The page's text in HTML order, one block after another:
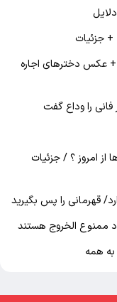
+ عکس دخترهای اجاره
را وداع گفت
امروز ؟ / جزئیات
قهرمانی را پس بگیرید